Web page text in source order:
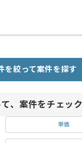
を絞って案件を探す
、案件をチェッ
単価